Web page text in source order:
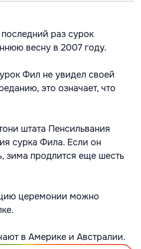
последний раз сурок
весну в 2007 году.
Фил не увидел своей
это означает, что
штата Пенсильвания
сурка Фила. Если он
зима продлится еще шесть
церемонии можно
в Америке и Австралии.